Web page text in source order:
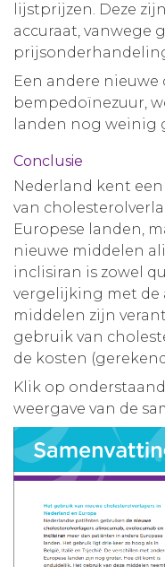
lijstprijzen. Deze
accuraat, vanwege
Een andere
bempedoïnezuur,
landen nog weinig
Conclusie
Nederland kent
van
Europese landen,
nieuwe middelen
inclisiran is zowel
vergelijking met de
middelen zijn
gebruik van
de kosten
Klik op
weergave van de